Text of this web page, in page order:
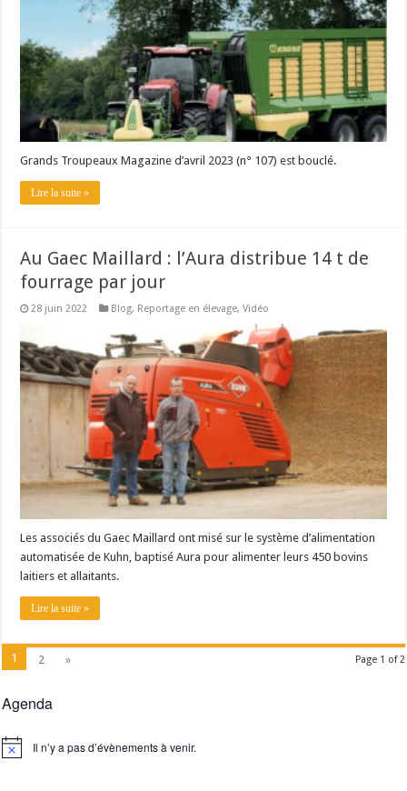
Grands Troupeaux Magazine d’avril 2023 (n° 107) est bouclé.
Lire la suite »
Au Gaec Maillard : l’Aura distribue 14 t de
fourrage par jour
28 juin 2022 Blog, Reportage en élevage,Vidéo
Les associés du Gaec Maillard ont misé sur le système d’alimentation
automatisée de Kuhn, baptisé Aura pour alimenter leurs 450 bovins
laitiers et allaitants.
Lire la suite »
Page 1 of 2
1 2 »
Agenda
Notice Il n’y a pas d’évènements à venir.